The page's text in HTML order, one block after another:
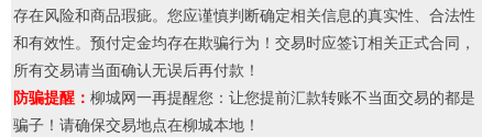
存在风险和商品瑕疵。您应谨慎判断确定相关信息的真实性、合法性
和有效性。预付定金均存在欺骗行为！交易时应签订相关正式合同，
所有交易请当面确认无误后再付款！
防骗提醒： 柳城网一再提醒您：让您提前汇款转账不当面交易的都是
骗子！请确保交易地点在柳城本地！